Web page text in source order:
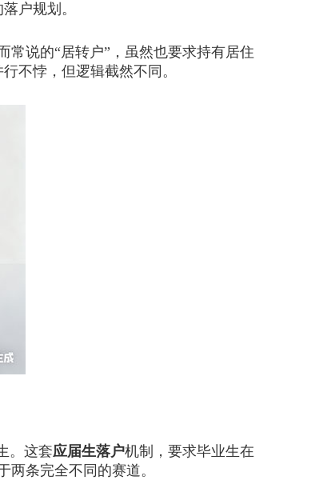
户规划。
说的“居转户”，虽然也要求持有居住
不悖，但逻辑截然不同。
。这套应届生落户机制，要求毕业生在
条完全不同的赛道。